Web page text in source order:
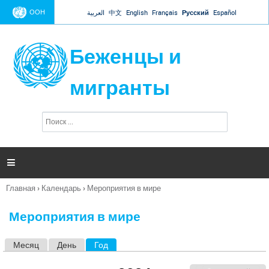
Jump to navigation
ООН العربية 中文 English Français Русский Español
Беженцы и
мигранты
п
и

Вы
Главная › Календарь › Мероприятия в мире
Мероприятия в мире
Месяц День Год